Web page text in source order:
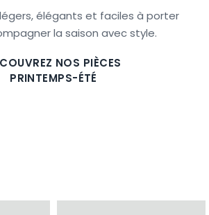
élégants et faciles à porter
la saison avec style.
NOS PIÈCES
PRINTEMPS-ÉTÉ